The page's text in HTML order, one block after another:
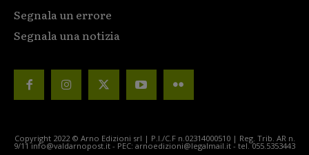
Segnala un errore
Segnala una notizia
Copyright 2022 © Arno Edizioni srl | P.I./C.F n.02314000510 | Reg. Trib. AR n.
9/11 info@valdarnopost.it - PEC: arnoedizioni@legalmail.it - tel. 055.5353443